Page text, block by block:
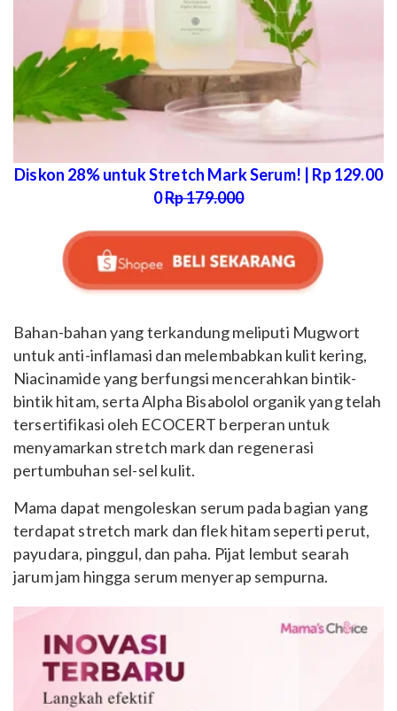
Diskon 28% untuk Stretch Mark Serum! | Rp 129.00
0Rp 179.000
Bahan-bahan yang terkandung meliputi Mugwort
untuk anti-inflamasi dan melembabkan kulit kering,
Niacinamide yang berfungsi mencerahkan bintik-
bintik hitam, serta Alpha Bisabolol organik yang telah
tersertifikasi oleh ECOCERT berperan untuk
menyamarkan stretch mark dan regenerasi
pertumbuhan sel-sel kulit.
Mama dapat mengoleskan serum pada bagian yang
terdapat stretch mark dan flek hitam seperti perut,
payudara, pinggul, dan paha. Pijat lembut searah
jarum jam hingga serum menyerap sempurna.